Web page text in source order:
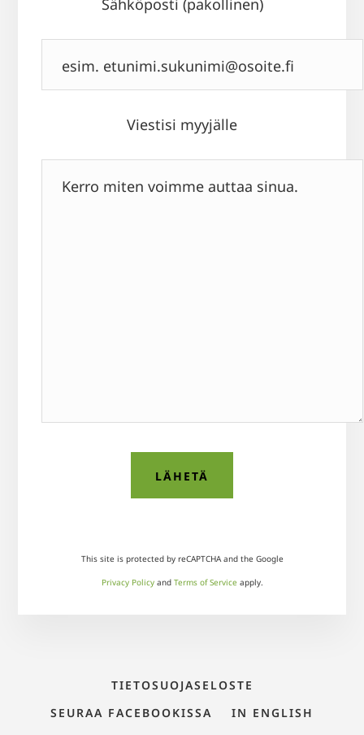
Sähköposti (pakollinen)
Viestisi myyjälle
This site is protected by reCAPTCHA and the Google
Privacy Policyand Terms of Service apply.
TIETOSUOJASELOSTE
SEURAA FACEBOOKISSA
IN ENGLISH